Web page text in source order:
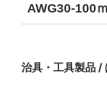
AWG30-100
治具・工具製品 /